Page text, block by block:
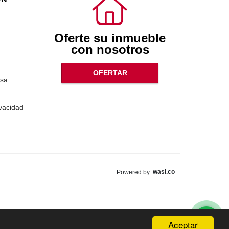
Aceptar
Oferte su inmueble
con nosotros
OFERTAR
Powered by: wasi.co